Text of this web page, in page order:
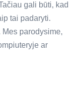
gali būti, kad
tai padaryti.
parodysime,
ar